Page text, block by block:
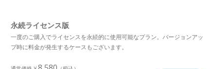
永続ライセンス版
一度のご購入でライセンスを永続的に使用可能なプラン。バージョンアッ
プ時に料金が発生するケースもございます。